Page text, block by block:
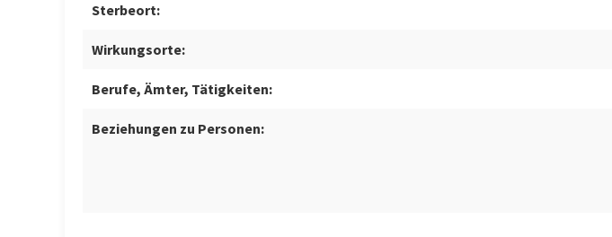
Sterbeort:
Wirkungsorte:
Berufe, Ämter, Tätigkeiten:
Beziehungen zu Personen: